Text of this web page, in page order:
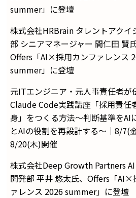
summer」に登壇
株式会社HRBrain タレントアクイ
部 シニアマネージャー 間仁田 賢氏
Offers「AI×採用カンファレンス
summer」に登壇
元ITエンジニア・元人事責任者が
Claude Code実践講座「採用責任
身」をつくる方法〜判断基準をAI
とAIの役割を再設計する〜｜8/7(
8/20(木)開催
株式会社Deep Growth Partners
開発部 平井 悠太氏、Offers「AI×
ァレンス 2026 summer」に登壇